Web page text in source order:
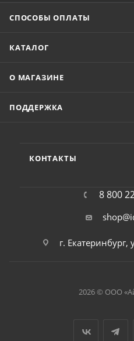
СПОСОБЫ ОПЛАТЫ
КАТАЛОГ
О МАГАЗИНЕ
ПОДДЕРЖКА
КОНТАКТЫ
8 800
г.
2026 © ООО